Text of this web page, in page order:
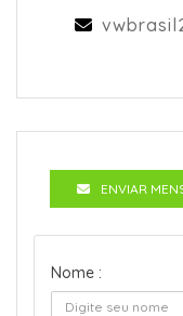
ENVIAR
Nome :